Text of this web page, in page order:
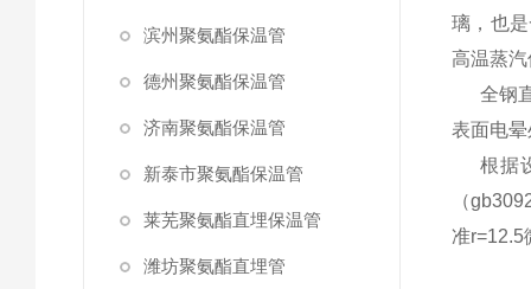
滨州聚氨酯保温管
德州聚氨酯保温管
济南聚氨酯保温管
新泰市聚氨酯保温管
莱芜聚氨酯直埋保温管
潍坊聚氨酯直埋管
璃，也
高温蒸
全钢
表面电
根据
（
准r=12.5